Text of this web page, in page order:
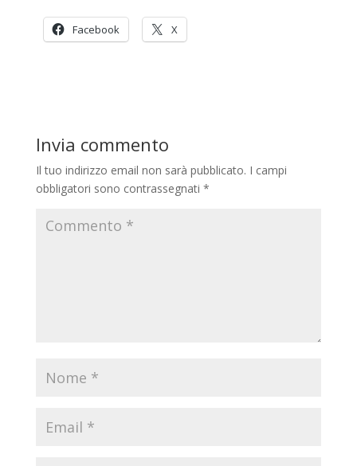
Facebook X
Invia commento
Il tuo indirizzo email non sarà pubblicato. I campi
obbligatori sono contrassegnati *